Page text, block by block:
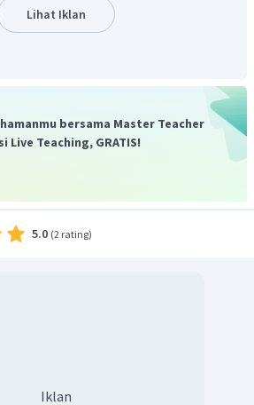
pada senyawa-senyawa organik
−NH2(amina),
dapat terbentuk pada atom H
atom O dari gugus−OH pada
atom H dari gugus
ikatan hidrogen dengan
etanol dalam air adalah sebagai
Lihat Iklan
bersama Master Teacher
Live Teaching, GRATIS!
5.0 (2 rating)
Iklan